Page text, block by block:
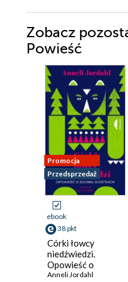
Zobacz
Powieść
Promocja
Przedsprzedaż
ebook
38 pkt
Córki łowcy
niedźwiedzi.
Opowieść o
siedmiu siostrach
Anneli Jordahl